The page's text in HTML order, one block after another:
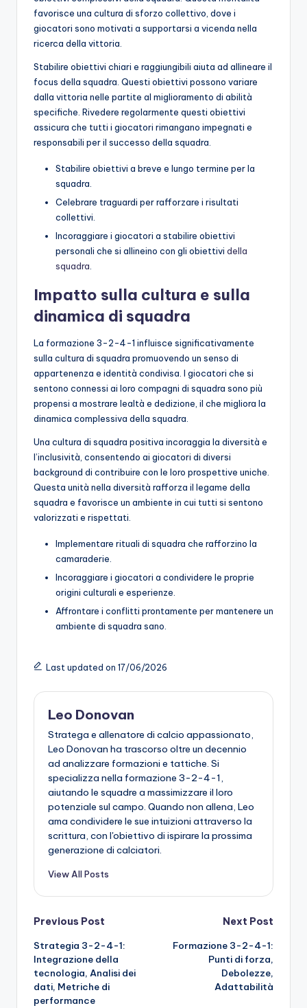
favorisce una cultura di sforzo collettivo, dove i
giocatori sono motivati a supportarsi a vicenda nella
ricerca della vittoria.
Stabilire obiettivi chiari e raggiungibili aiuta ad allineare il
focus della squadra. Questi obiettivi possono variare
dalla vittoria nelle partite al miglioramento di abilità
specifiche. Rivedere regolarmente questi obiettivi
assicura che tutti i giocatori rimangano impegnati e
responsabili per il successo della squadra.
Stabilire obiettivi a breve e lungo termine per la
squadra.
Celebrare traguardi per rafforzare i risultati
collettivi.
Incoraggiare i giocatori a stabilire obiettivi
personali che si allineino con gli obiettivi della
squadra
Impatto sulla cultura e sulla
dinamica di squadra
La formazione 3-2-4-1 influisce significativamente
sulla cultura di squadra promuovendo un senso di
appartenenza e identità condivisa. I giocatori che si
sentono connessi ai loro compagni di squadra sono più
propensi a mostrare lealtà e dedizione, il che migliora la
dinamica complessiva della squadra.
Una cultura di squadra positiva incoraggia la diversità e
l’inclusività, consentendo ai giocatori di diversi
background di contribuire con le loro prospettive uniche.
Questa unità nella diversità rafforza il legame della
squadra e favorisce un ambiente in cui tutti si sentono
valorizzati e rispettati.
Implementare rituali di squadra che rafforzino la
camaraderie.
Incoraggiare i giocatori a condividere le proprie
origini culturali e esperienze.
Affrontare i conflitti prontamente per mantenere un
ambiente di squadra sano.
Last updated on 17/06/2026
Leo Donovan
Stratega e allenatore di calcio appassionato,
Leo Donovan ha trascorso oltre un decennio
ad analizzare formazioni e tattiche. Si
specializza nella formazione 3-2-4-1,
aiutando le squadre a massimizzare il loro
potenziale sul campo. Quando non allena, Leo
ama condividere le sue intuizioni attraverso la
scrittura, con l'obiettivo di ispirare la prossima
generazione di calciatori.
View All Posts
Post
navigation
Previous Post
Strategia 3-2-4-1:
Integrazione della
tecnologia, Analisi dei
dati, Metriche di
performance
Next Post
Formazione 3-2-4-1:
Punti di forza,
Debolezze,
Adattabilità